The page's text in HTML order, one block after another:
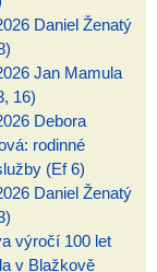
Daniel Ženatý
Jan Mamula
16)
Debora
rodinné
(Ef 6)
Daniel Ženatý
výročí 100 let
v Blažkově